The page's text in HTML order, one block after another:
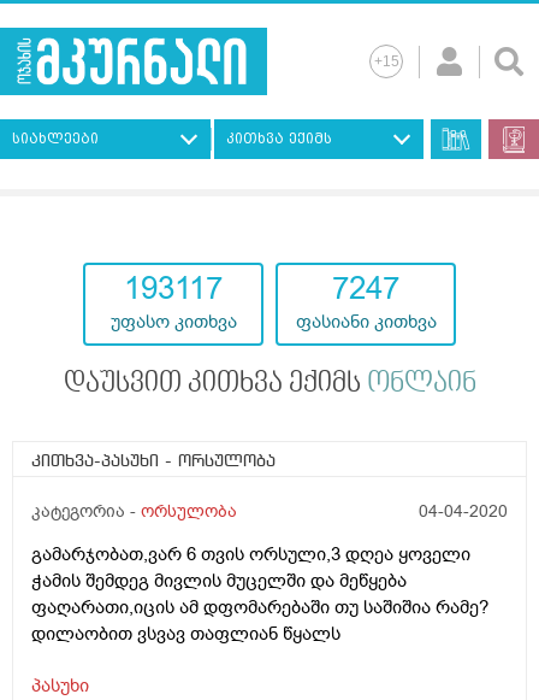
სიახლეები კითხვა ექიმს
193117
უფასო კითხვა
7247
ფასიანი კითხვა
დაუსვით კითხვა ექიმს ონლაინ
კითხვა-პასუხი - ორსულობა
კატეგორია - ორსულობა 04-04-2020
გამარჯობათ,ვარ 6 თვის ორსული,3 დღეა ყოველი
ჭამის შემდეგ მივლის მუცელში და მეწყება
ფაღარათი,იცის ამ დფომარებაში თუ საშიშია რამე?
დილაობით ვსვავ თაფლიან წყალს
პასუხი